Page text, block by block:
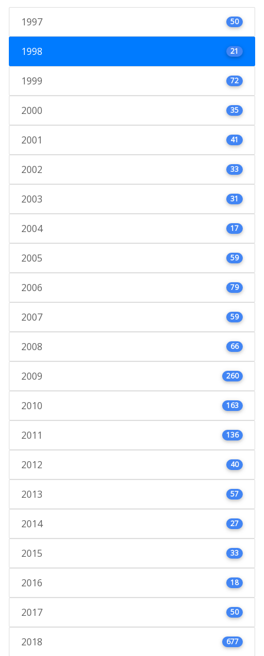
1997 50
1998 21
1999 72
2000 35
2001 41
2002 33
2003 31
2004 17
2005 59
2006 79
2007 59
2008 66
2009 260
2010 163
2011 136
2012 40
2013 57
2014 27
2015 33
2016 18
2017 50
2018 677